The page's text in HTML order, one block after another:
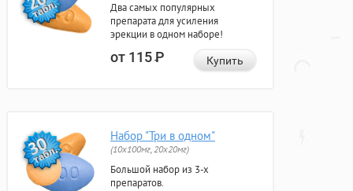
Два самых популярных
препарата для усиления
эрекции в одном наборе!
от 115Р Купить
Набор "Три в одном"
(10x100мг, 20x20мг)
Большой набор из 3-х
препаратов.